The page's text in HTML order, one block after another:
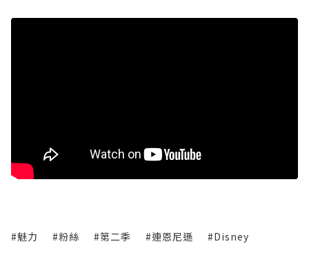
#魅力 #粉絲 #第二季 #連恩尼遜 #Disney